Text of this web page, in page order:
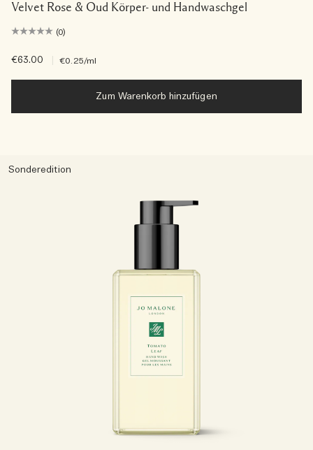
Velvet Rose & Oud Körper- und Handwaschgel
(0)
€63.00 €0.25/ml
Zum Warenkorb hinzufügen
Sonderedition